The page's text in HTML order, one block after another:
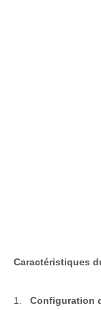
Caractéristiques
1. Configuration